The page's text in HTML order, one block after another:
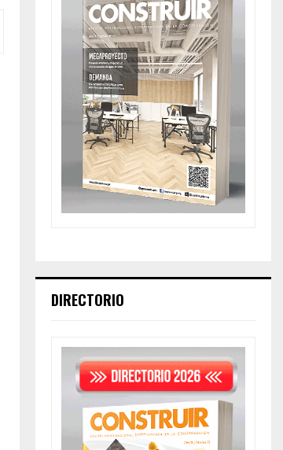
DIRECTORIO